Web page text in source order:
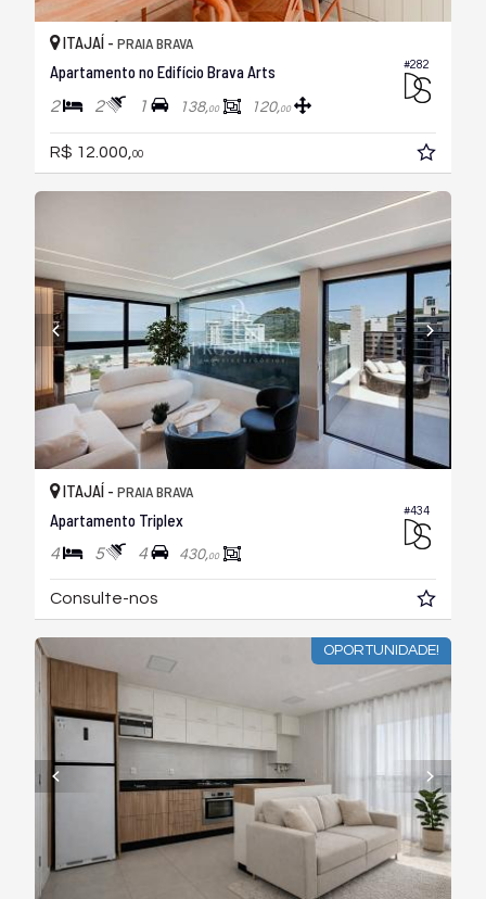
#282
ITAJAÍ - PRAIA BRAVA
Apartamento no Edifício Brava Arts
2 2 1 138,00 120,00
R$ 12.000,00
#434
ITAJAÍ - PRAIA BRAVA
Apartamento Triplex
4 5 4 430,00
Consulte-nos
OPORTUNIDADE!